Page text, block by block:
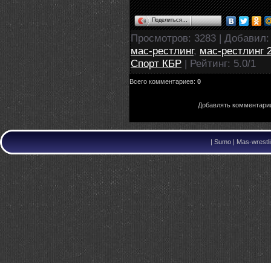
Поделиться…
Просмотров: 3283 | Добавил
мас-рестлинг, мас-рестлинг
Спорт КБР | Рейтинг: 5.0/1
Всего комментариев: 0
Добавлять
| Sumo | Mas-